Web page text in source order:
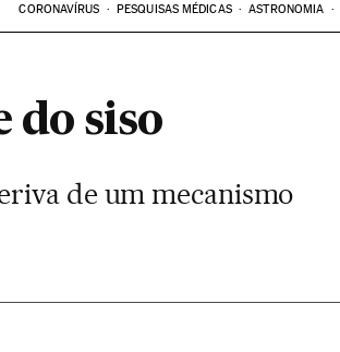
CORONAVÍRUS PESQUISAS MÉDICAS ASTRONOMIA
do siso
de um mecanismo